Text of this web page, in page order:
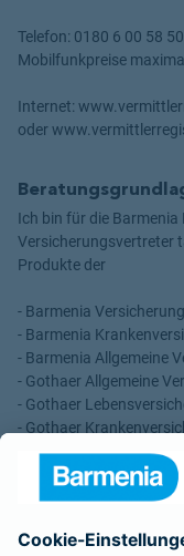
Telefon: 0180 6 00 58
Mobilfunkpreise
Internet:
oder
Ich bin für die
Versicherungsvertreter
Produkte der
- Barmenia
- Barmenia
- Barmenia Allgemeine
- Gothaer Allgemeine
- Gothaer
- Gothaer
- ROLAND
- ROLAND Schutzbrief-
Vergütungen, die in der